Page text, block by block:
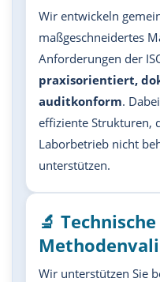
Wir entwickeln
maßgeschneidertes
Anforderungen der
praxisorientiert,
auditkonform.
effiziente Strukturen,
Laborbetrieb nicht
unterstützen.
🔬
Wir unterstützen Sie